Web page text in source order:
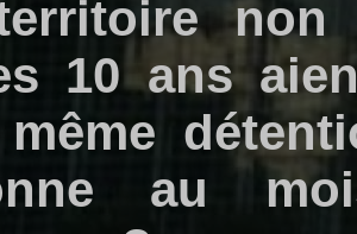
10 ans
au